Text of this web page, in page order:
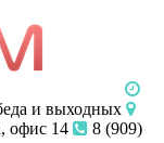
и выходных
офис 14
8 (909)